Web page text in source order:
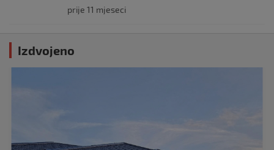
prije 11 mjeseci
Izdvojeno